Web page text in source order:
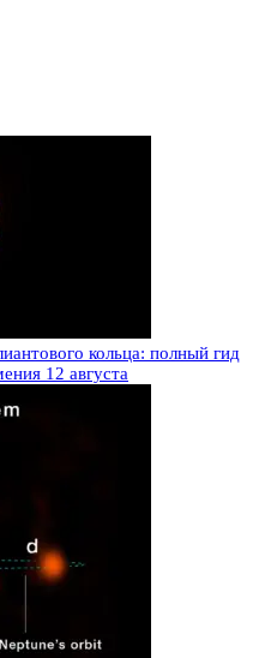
кольца: полный гид
12 августа